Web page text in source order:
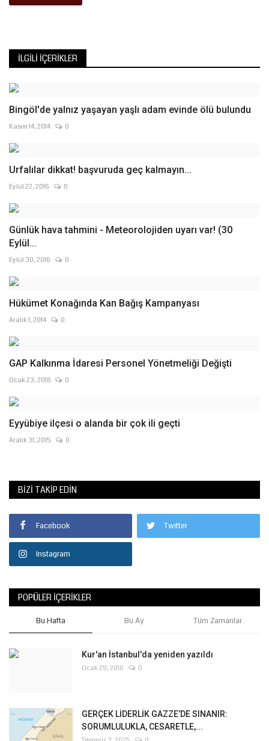
İLGILI İÇERIKLER
Bingöl'de yalnız yaşayan yaşlı adam evinde ölü bulundu
Kasım 14, 2014 0
Urfalılar dikkat! başvuruda geç kalmayın...
Eylül 22, 2016 0
Günlük hava tahmini - Meteorolojiden uyarı var! (30
Eylül...
Eylül 30, 2016 0
Hükümet Konağında Kan Bağış Kampanyası
Aralık 1, 2014 0
GAP Kalkınma İdaresi Personel Yönetmeliği Değişti
Ocak 23, 2018 0
Eyyübiye ilçesi o alanda bir çok ili geçti
Aralık 31, 2015 0
BIZI TAKIP EDIN
Facebook Twitter
Instagram
POPÜLER İÇERIKLER
Bu Hafta Bu Ay Tüm Zamanlar
Kur'an İstanbul'da yeniden yazıldı
Ocak 29, 2010 0
GERÇEK LİDERLİK GAZZE’DE SINANIR:
SORUMLULUKLA, CESARETLE,...